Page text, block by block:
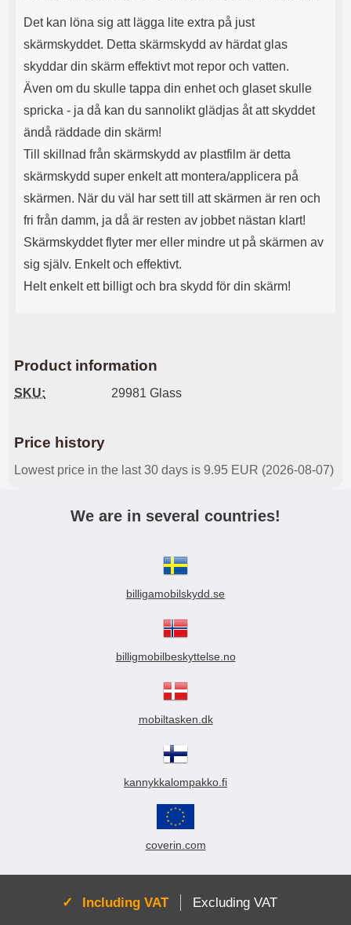
Det kan löna sig att lägga lite extra på just
skärmskyddet. Detta skärmskydd av härdat glas
skyddar din skärm effektivt mot repor och vatten.
Även om du skulle tappa din enhet och glaset skulle
spricka - ja då kan du sannolikt glädjas åt att skyddet
ändå räddade din skärm!
Till skillnad från skärmskydd av plastfilm är detta
skärmskydd super enkelt att montera/applicera på
skärmen. När du väl har sett till att skärmen är ren och
fri från damm, ja då är resten av jobbet nästan klart!
Skärmskyddet flyter mer eller mindre ut på skärmen av
sig själv. Enkelt och effektivt.
Helt enkelt ett billigt och bra skydd för din skärm!
Product information
SKU: 29981 Glass
Price history
Lowest price in the last 30 days is 9.95 EUR (2026-08-07)
We are in several countries!
billigamobilskydd.se
billigmobilbeskyttelse.no
mobiltasken.dk
kannykkalompakko.fi
coverin.com
Active:
Including VAT Excluding VAT